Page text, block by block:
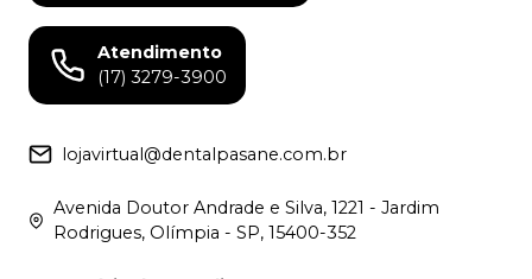
Atendimento
(17) 3279-3900
lojavirtual@dentalpasane.com.br
Avenida Doutor Andrade e Silva, 1221 - Jardim
Rodrigues, Olímpia - SP, 15400-352